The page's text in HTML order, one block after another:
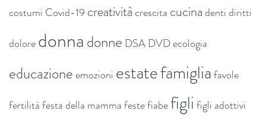
costumi Covid-19 creativitàcrescita cucinadentidiritti
doloredonnadonne DSA DVDecologia
educazioneemozioni estatefamigliafavole
fertilitàfesta della mammafestefiabefigli figli adottivi